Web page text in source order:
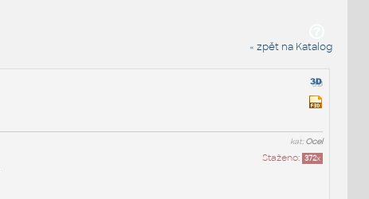
« zpět na Katalog
kat:Ocel
Staženo: 372x